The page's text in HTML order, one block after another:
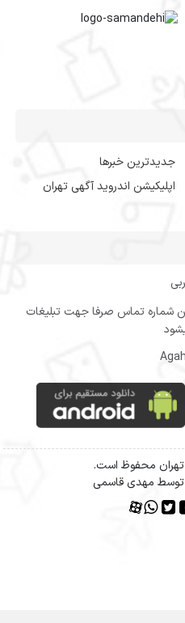
جدیدترین خبرها
اپلیکیشن اندروید آگهی تهران
این شماره تماس صرفا جهت تبلیغات
تهران محفوظ است.
توسط مهدی قاسمی